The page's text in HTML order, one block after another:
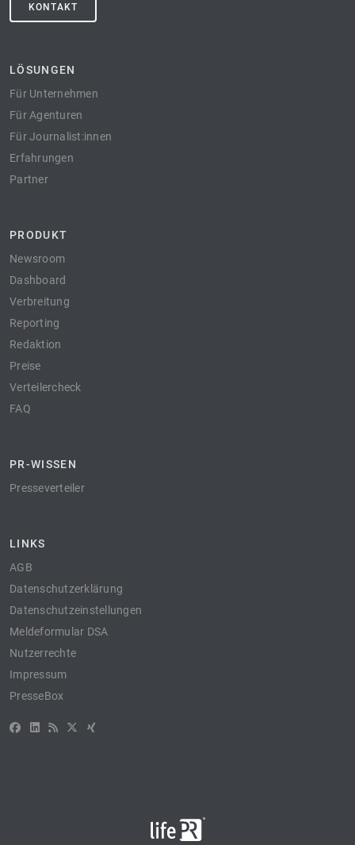
KONTAKT
LÖSUNGEN
Für Unternehmen
Für Agenturen
Für Journalist:innen
Erfahrungen
Partner
PRODUKT
Newsroom
Dashboard
Verbreitung
Reporting
Redaktion
Preise
Verteilercheck
FAQ
PR-WISSEN
Presseverteiler
LINKS
AGB
Datenschutzerklärung
Datenschutzeinstellungen
Meldeformular DSA
Nutzerrechte
Impressum
PresseBox